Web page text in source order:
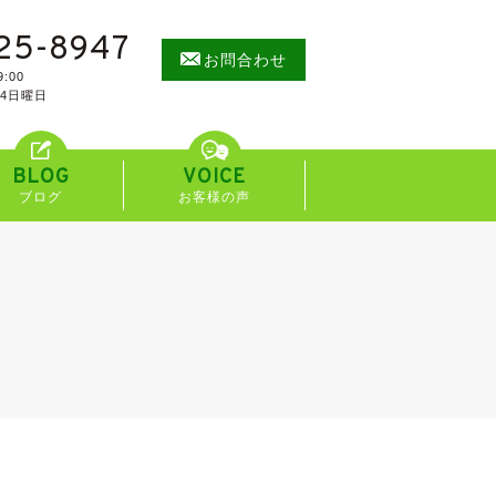
8947
日曜日
お問合わせ
BLOG
ブログ
VOICE
お客様の声